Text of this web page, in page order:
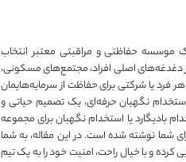
موسسه حفاظتی و مراقبتی معتبر انتخاب
از دغدغه‌های اصلی افراد، مجتمع‌های مسکونی،
فرد یا شرکتی برای حفاظت از سرمایه‌هایمان
نگهبان حرفه‌ای، یک تصمیم حیاتی و
بادیگارد یا استخدام نگهبان برای مجموعه
شما نوشته شده است. در این مقاله، به شما
و با خیال راحت، امنیت خود را به یک تیم